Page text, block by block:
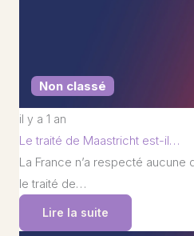
Non classé
il y a 1 an
Le traité de Maastricht est-il…
La France n’a respecté
le traité de…
Lire la suite